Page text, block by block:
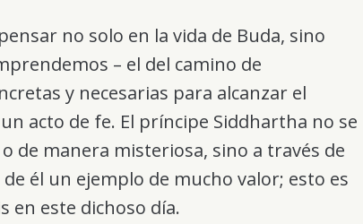
no solo en la vida de Buda, sino
– el del camino de
y necesarias para alcanzar el
acto de fe. El príncipe Siddhartha no se
de manera misteriosa, sino a través de
él un ejemplo de mucho valor; esto es
en este dichoso día.